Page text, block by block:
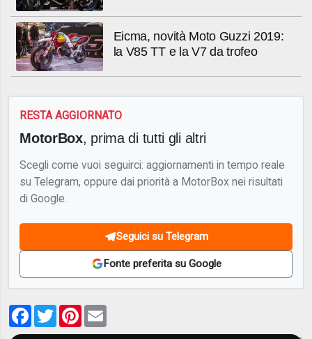
Eicma, novità Moto Guzzi 2019:
la V85 TT e la V7 da trofeo
RESTA AGGIORNATO
MotorBox, prima di tutti gli altri
Scegli come vuoi seguirci: aggiornamenti in tempo reale
su Telegram, oppure dai priorità a MotorBox nei risultati
di Google.
Seguici su Telegram
Fonte preferita su Google
Facebook
TwitterPinterest